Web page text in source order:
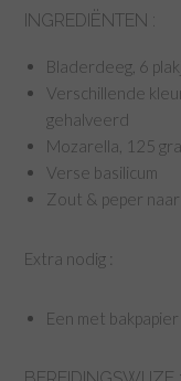
INGREDIËNTEN :
Bladerdeeg, 6
Verschillende
gehalveerd
Mozarella, 125
Verse basilicum
Zout & peper naar
Extra nodig :
Een met